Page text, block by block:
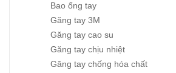
Bao ống tay
Găng tay 3M
Găng tay cao su
Găng tay chịu nhiệt
Găng tay chống hóa chất